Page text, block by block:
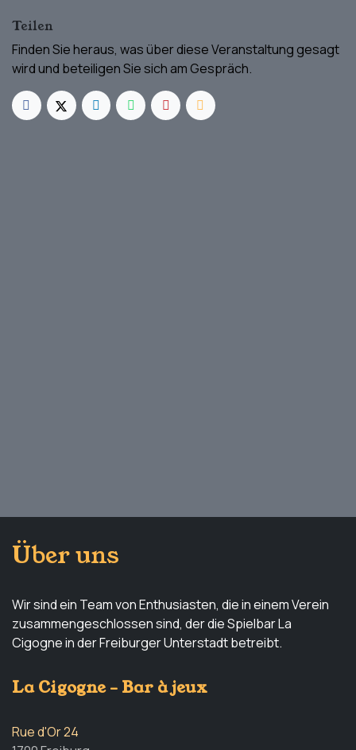
Teilen
Finden Sie heraus, was über diese Veranstaltung gesagt
wird und beteiligen Sie sich am Gespräch.
Über uns
Wir sind ein Team von Enthusiasten, die in einem Verein
zusammengeschlossen sind, der die Spielbar La
Cigogne in der Freiburger Unterstadt betreibt.
La Cigogne - Bar à jeux
Rue d'Or 24